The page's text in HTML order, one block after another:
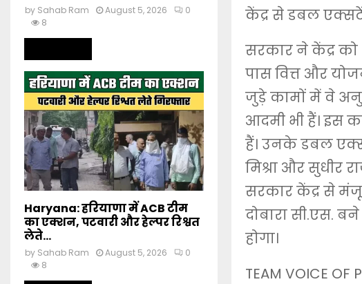
केंद्र से डबल
सरकार ने केंद्र को
पास वित्त और
जुड़े कामों में वे
आदमी भी हैं। इस
हैं। उनके डबल
मिश्रा और सुधीर
सरकार केंद्र से
दोबारा सी.एस.
होगा।
TEAM VOICE OF
by Sahab Ram August 5, 2026
0
8
Haryana: हरियाणा में ACB टीम
का एक्शन, पटवारी और हेल्पर रिश्वत
लेते...
by Sahab Ram August 5, 2026
0
8